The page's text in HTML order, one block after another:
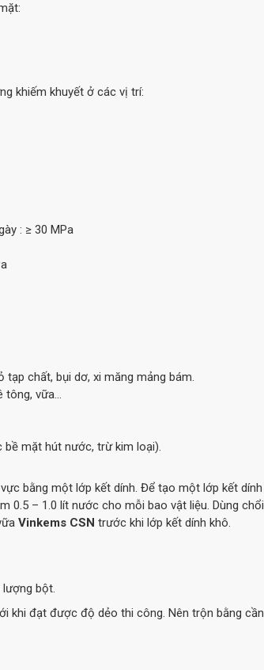
khiếm khuyết ở các vị trí:
: ≥ 30 MPa
chất, bụi dơ, xi măng mảng bám.
tông, vữa…
mặt hút nước, trừ kim loại).
bằng một lớp kết dính. Để tạo một lớp kết dính
0.5 – 1.0 lít nước cho mỗi bao vật liệu. Dùng chổi
Vinkems CSN trước khi lớp kết dính khô.
bột.
khi đạt được độ dẻo thi công. Nên trộn bằng cần